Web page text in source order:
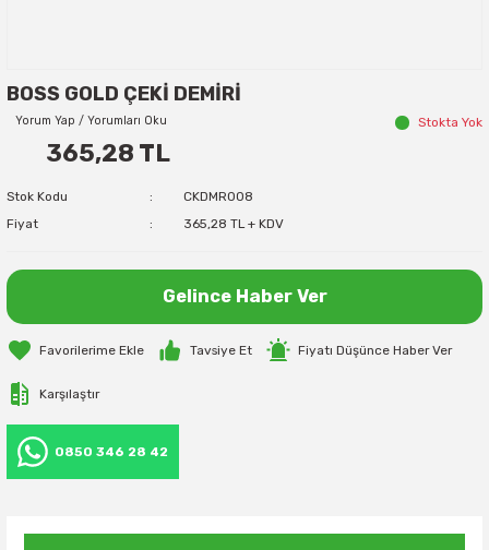
BOSS GOLD ÇEKİ DEMİRİ
Yorum Yap / Yorumları Oku Stokta Yok
365,28 TL
Stok Kodu
CKDMR008
Fiyat
365,28 TL + KDV
Gelince Haber Ver
Tavsiye Et Fiyatı Düşünce Haber Ver
Karşılaştır
0850 346 28 42